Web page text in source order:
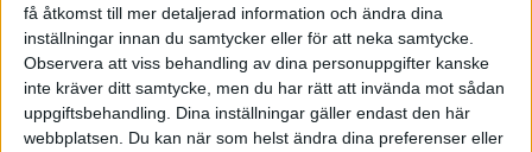
få åtkomst till mer detaljerad information och ändra dina
inställningar innan du samtycker eller för att neka samtycke.
Observera att viss behandling av dina personuppgifter kanske
inte kräver ditt samtycke, men du har rätt att invända mot sådan
uppgiftsbehandling. Dina inställningar gäller endast den här
webbplatsen. Du kan när som helst ändra dina preferenser eller
träet blev ersatt av de mera lättbearbetade metallerna
och plasterna. På samma sätt skedde med många andra
gamla hantverk. Men även det historielösa Sverige är
på väg att förändras också i det här avseendet.